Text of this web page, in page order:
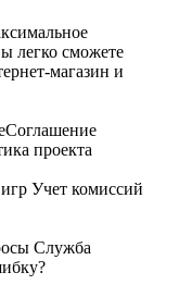
легко сможете
магазин и
Соглашение
проекта
Учет комиссий
Служба